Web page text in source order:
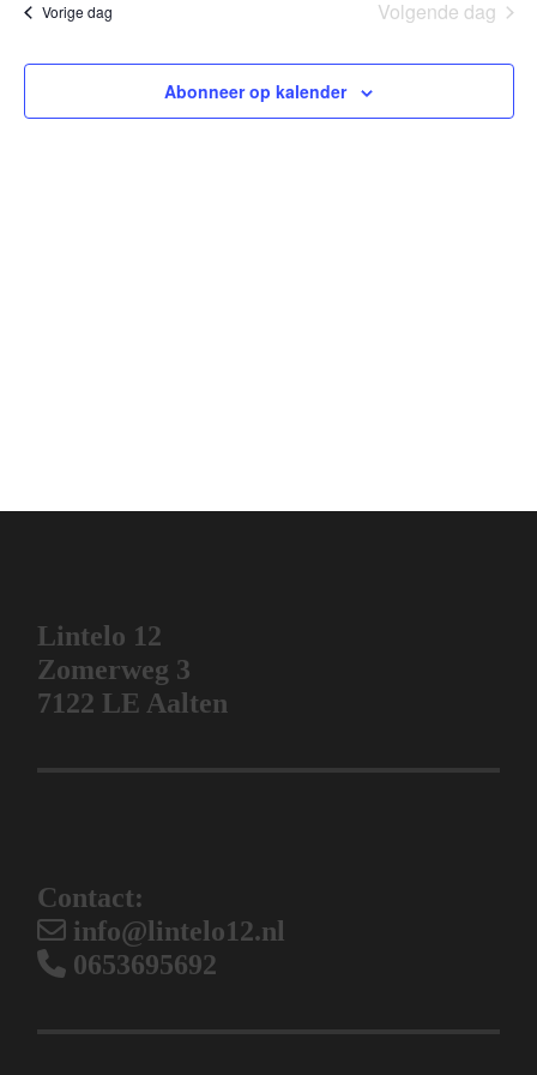
2026
Vorige dag Volgende dag
Abonneer op kalender
Lintelo 12
Zomerweg 3
7122 LE Aalten
Contact:
info@lintelo12.nl
0653695692